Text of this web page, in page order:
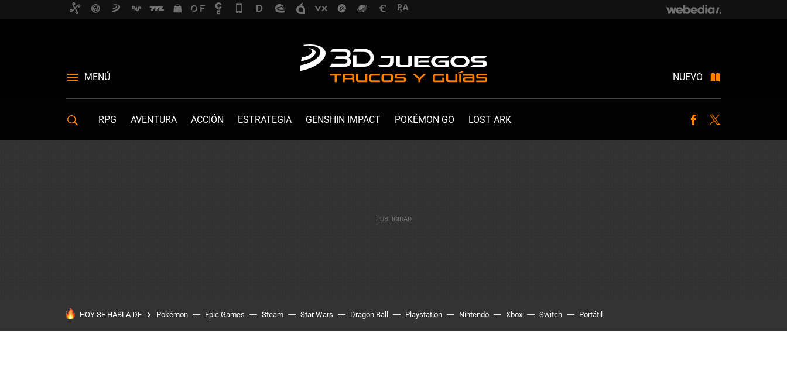
MENÚ NUEVO
RPG AVENTURA ACCIÓN ESTRATEGIA GENSHIN IMPACT POKÉMON GO LOST ARK Facebook
HOY SE HABLA DE Pokémon Epic Games Steam Star Wars Dragon Ball Playstation Nintendo Xbox Switch Portátil